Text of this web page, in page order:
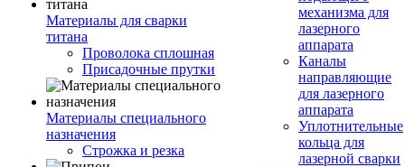
Материалы для сварки
титана
Проволока сплошная
Присадочные прутки
Материалы специального
назначения
Строжка и резка
механизма для
лазерного
аппарата
Каналы
направляющие
для лазерного
аппарата
Уплотнительные
кольца для
лазерной сварки